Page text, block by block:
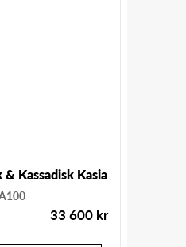
Kassadisk Kasia
33 600 kr